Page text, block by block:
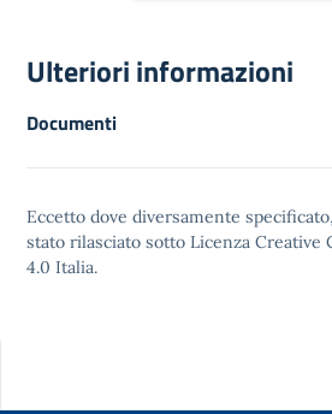
Ulteriori informazioni
Documenti
Eccetto dove diversamente
stato rilasciato sotto Licenza Creative
4.0 Italia.